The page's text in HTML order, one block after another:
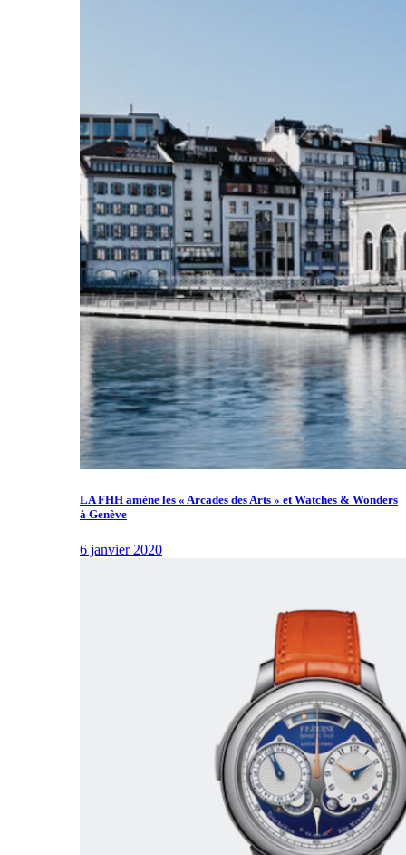
LA FHH amène les « Arcades des Arts » et Watches & Wonders
à Genève
6 janvier 2020